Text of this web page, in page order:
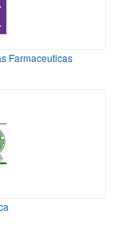
Farmaceuticas